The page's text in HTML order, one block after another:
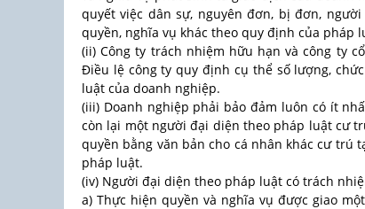
quyết việc dân sự, nguyên đơn, bị đơn,
quyền, nghĩa vụ khác theo quy định của pháp
(ii) Công ty trách nhiệm hữu hạn và công ty
Điều lệ công ty quy định cụ thể số lượng,
luật của doanh nghiệp.
(iii) Doanh nghiệp phải bảo đảm luôn có ít
còn lại một người đại diện theo pháp luật cư
quyền bằng văn bản cho cá nhân khác cư trú
pháp luật.
(iv) Người đại diện theo pháp luật có trách
a) Thực hiện quyền và nghĩa vụ được giao